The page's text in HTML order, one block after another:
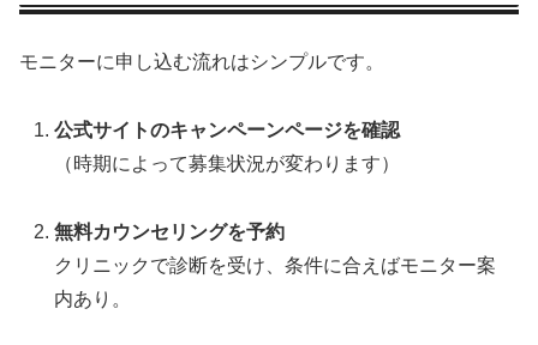
モニターに申し込む流れはシンプルです。
公式サイトのキャンペーンページを確認
（時期によって募集状況が変わります）
無料カウンセリングを予約
クリニックで診断を受け、条件に合えばモニター案
内あり。